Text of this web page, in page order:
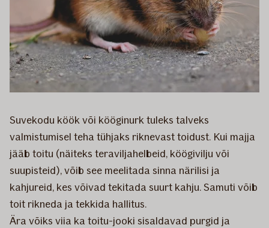
Suvekodu köök või kööginurk tuleks talveks
valmistumisel teha tühjaks riknevast toidust. Kui majja
jääb toitu (näiteks teraviljahelbeid, köögivilju või
suupisteid), võib see meelitada sinna närilisi ja
kahjureid, kes võivad tekitada suurt kahju. Samuti võib
toit rikneda ja tekkida hallitus.
Ära võiks viia ka toitu-jooki sisaldavad purgid ja